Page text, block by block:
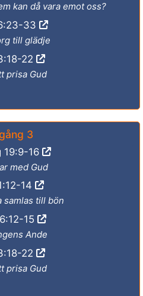
kan då vara emot oss?
33
till glädje
22
prisa Gud
3
19:9-16
med Gud
14
samlas till bön
15
Ande
22
prisa Gud